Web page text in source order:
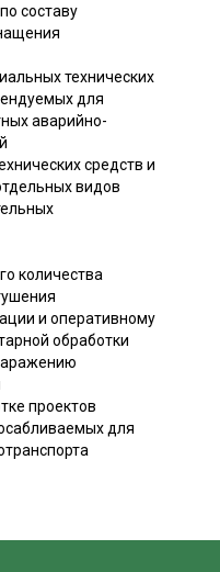
составу
технических
для
аварийно-
средств и
видов
количества
и оперативному
обработки
проектов
для